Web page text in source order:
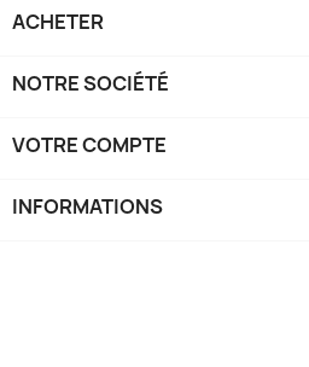
ACHETER
NOTRE SOCIÉTÉ
VOTRE COMPTE
INFORMATIONS